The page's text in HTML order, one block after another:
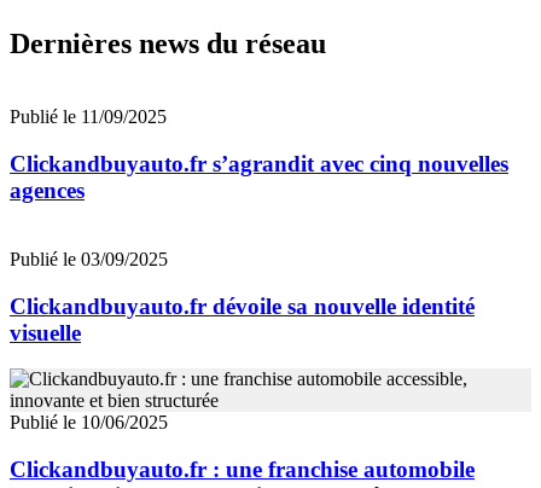
Dernières news du réseau
Publié le 11/09/2025
Clickandbuyauto.fr s’agrandit avec cinq nouvelles
agences
Publié le 03/09/2025
Clickandbuyauto.fr dévoile sa nouvelle identité
visuelle
Publié le 10/06/2025
Clickandbuyauto.fr : une franchise automobile